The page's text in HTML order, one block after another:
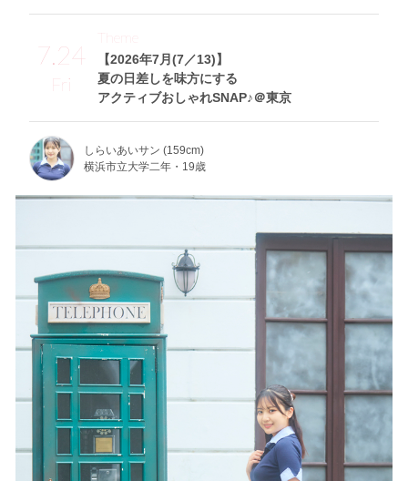
7.24
Fri
【2026年7月(7／13)】
夏の日差しを味方にする
アクティブおしゃれSNAP♪＠東京
Theme
しらいあいサン (159cm)
横浜市立大学二年・19歳